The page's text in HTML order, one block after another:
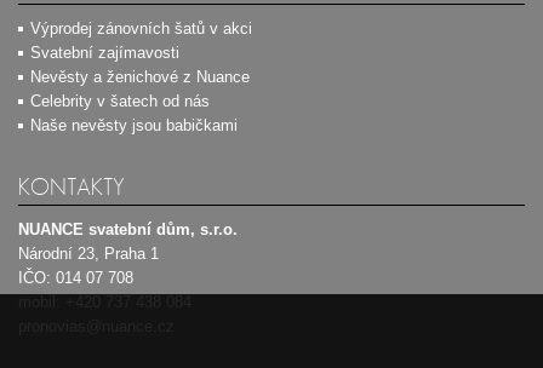
Výprodej zánovních šatů v akci
Svatební zajímavosti
Nevěsty a ženichové z Nuance
Celebrity v šatech od nás
Naše nevěsty jsou babičkami
KONTAKTY
NUANCE svatební dům, s.r.o.
Národní 23, Praha 1
IČO: 014 07 708